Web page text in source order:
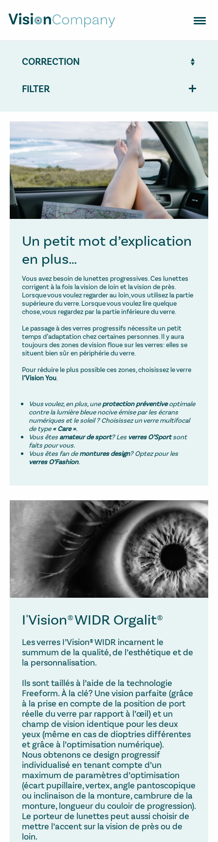
TENDANCES
CONTACT
VISION SUPPORT
NL EN
FILTER
Un petit mot d’explication
en plus…
Vous avez besoin de lunettes progressives. Ces lunettes
corrigent à la fois la vision de loin et la vision de près.
Lorsque vous voulez regarder au loin, vous utilisez la partie
supérieure du verre. Lorsque vous voulez lire quelque
chose, vous regardez par la partie inférieure du verre.
Le passage à des verres progressifs nécessite un petit
temps d’adaptation chez certaines personnes. Il y aura
toujours des zones de vision floue sur les verres: elles se
situent bien sûr en périphérie du verre.
Pour réduire le plus possible ces zones, choisissez le verre
I’Vision You
Vous voulez, en plus, uneprotection préventiveoptimale
contre la lumière bleue nocive émise par les écrans
numériques et le soleil ? Choisissez un verre multifocal
de type« Care ».
Vous êtes amateur de sport? Les verres O’Sportsont
faits pour vous.
Vous êtes fan demontures design? Optez pour les
verres O’Fashion.
I'Vision® WIDR Orgalit®
Les verres I’Vision® WIDR incarnent le
summum de la qualité, de l’esthétique et de
la personnalisation.
Ils sont taillés à l’aide de la technologie
Freeform. À la clé? Une vision parfaite (grâce
à la prise en compte de la position de port
réelle du verre par rapport à l’œil) et un
champ de vision identique pour les deux
yeux (même en cas de dioptries différentes
et grâce à l’optimisation numérique).
Nous obtenons ce design progressif
individualisé en tenant compte d’un
maximum de paramètres d’optimisation
(écart pupillaire, vertex, angle pantoscopique
ou inclinaison de la monture, cambrure de la
monture, longueur du couloir de progression).
Le porteur de lunettes peut aussi choisir de
mettre l’accent sur la vision de près ou de
loin.